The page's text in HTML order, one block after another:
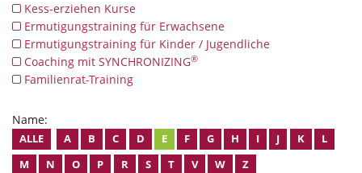
Kess-erziehen Kurse
Ermutigungstraining für Erwachsene
Ermutigungstraining für Kinder / Jugendliche
Coaching mit SYNCHRONIZING®
Familienrat-Training
Name:
ALLE A B C D E F G H I J K
L
M
N O P R S T V W Z